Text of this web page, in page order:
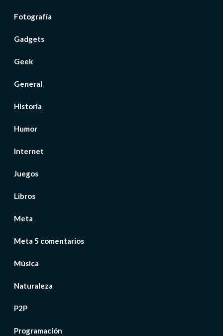
Fotografía
Gadgets
Geek
General
Historia
Humor
Internet
Juegos
Libros
Meta
Meta 5 comentarios
Música
Naturaleza
P2P
Programación